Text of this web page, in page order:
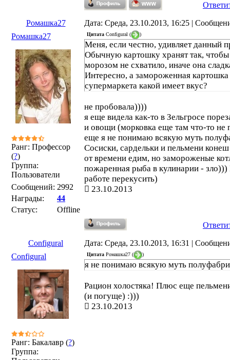
Ромашка27
Дата: Среда, 23.10.2013, 16:25 |
Ромашка27
Ранг: Профессор
(?)
Группа:
Пользователи
Сообщений: 2992
Награды:
44
Статус:
Offline
Цитата Configural ( )
Меня, если честно, удивляет данный
Обычную картошку хранят так, чтобы
морозом не схватило, иначе она
Интересно, а замороженная картошка
супермаркета какой имеет вкус?
не пробовала))))
я еще видела как-то в Зельгросе
и овощи (морковка еще там что-то
еще я не понимаю всякую муть
Сосиски, сардельки и пельмени
от времени едим, но замороженые
пожаренная рыба в кулинарии - зло)))
работе перекусить)
23.10.2013
Configural
Дата: Среда, 23.10.2013, 16:31 |
Configural
Ранг: Бакалавр (?)
Группа:
Цитата Ромашка27 ( )
я не понимаю всякую муть
Рацион холостяка! Плюс еще
(и погуще) :)))
23.10.2013